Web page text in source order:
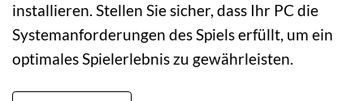
installieren. Stellen Sie sicher, dass Ihr PC die
Systemanforderungen des Spiels erfüllt, um ein
optimales Spielerlebnis zu gewährleisten.